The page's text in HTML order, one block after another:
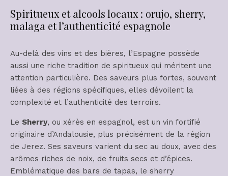
Spiritueux et alcools locaux : orujo, sherry,
malaga et l’authenticité espagnole
Au-delà des vins et des bières, l’Espagne possède
aussi une riche tradition de spiritueux qui méritent une
attention particulière. Des saveurs plus fortes, souvent
liées à des régions spécifiques, elles dévoilent la
complexité et l’authenticité des terroirs.
Le Sherry, ou xérès en espagnol, est un vin fortifié
originaire d’Andalousie, plus précisément de la région
de Jerez. Ses saveurs varient du sec au doux, avec des
arômes riches de noix, de fruits secs et d’épices.
Emblématique des bars de tapas, le sherry